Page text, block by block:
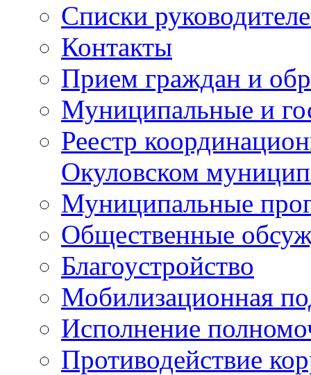
Списки
Контакты
Прием граждан и
Муниципальные и
Реестр
Окуловском
Муниципальные
Общественные
Благоустройство
Мобилизационная
Исполнение
Противодействие